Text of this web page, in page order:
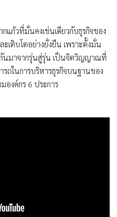
แก้วที่มั่นคงเช่นเดียวกับธุรกิจของ
เติบโตอย่างยั่งยืน เพราะตั้งมั่น
นมาจากรุ่นสู่รุ่น เป็นจิตวิญญาณที่
ในการบริหารธุรกิจบนฐานของ
องค์กร 6 ประการ